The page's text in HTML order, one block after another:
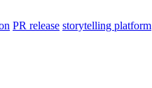
PR release storytelling platform